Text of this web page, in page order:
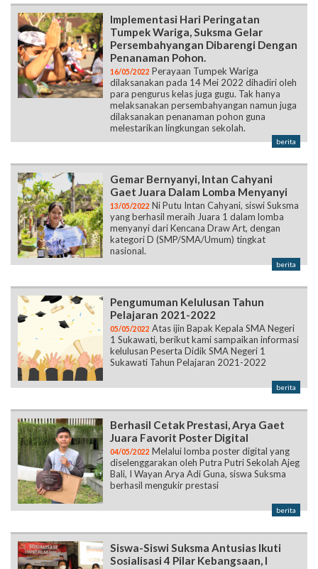
Implementasi Hari Peringatan
Tumpek Wariga, Suksma Gelar
Persembahyangan Dibarengi Dengan
Penanaman Pohon.
16/05/2022 Perayaan Tumpek Wariga
dilaksanakan pada 14 Mei 2022 dihadiri oleh
para pengurus kelas juga gugu. Tak hanya
melaksanakan persembahyangan namun juga
dilaksanakan penanaman pohon guna
melestarikan lingkungan sekolah.
berita
Gemar Bernyanyi, Intan Cahyani
Gaet Juara Dalam Lomba Menyanyi
13/05/2022 Ni Putu Intan Cahyani, siswi Suksma
yang berhasil meraih Juara 1 dalam lomba
menyanyi dari Kencana Draw Art, dengan
kategori D (SMP/SMA/Umum) tingkat
nasional.
berita
Pengumuman Kelulusan Tahun
Pelajaran 2021-2022
05/05/2022 Atas ijin Bapak Kepala SMA Negeri
1 Sukawati, berikut kami sampaikan informasi
kelulusan Peserta Didik SMA Negeri 1
Sukawati Tahun Pelajaran 2021-2022
berita
Berhasil Cetak Prestasi, Arya Gaet
Juara Favorit Poster Digital
04/05/2022 Melalui lomba poster digital yang
diselenggarakan oleh Putra Putri Sekolah Ajeg
Bali, I Wayan Arya Adi Guna, siswa Suksma
berhasil mengukir prestasi
berita
Siswa-Siswi Suksma Antusias Ikuti
Sosialisasi 4 Pilar Kebangsaan, I